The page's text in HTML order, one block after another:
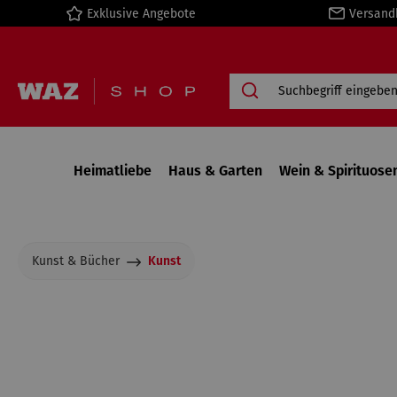
Zur Hauptnavigation springen
Exklusive Angebote
Heimatliebe Haus & Garten Wein &
Kunst & Bücher Kunst